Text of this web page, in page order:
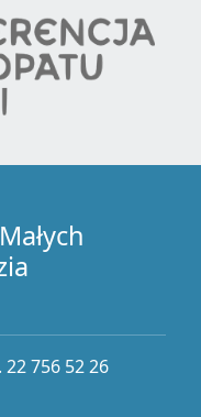
756 52 26